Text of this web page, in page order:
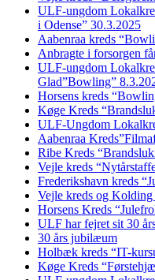
ULF-ungdom
i Odense” 30.3.2025
Aabenraa kreds
Anbragte i forsorgen
ULF-ungdom
Glad”Bowling”
Horsens kreds
Køge Kreds
ULF-Ungdom
Aabenraa
Ribe Kreds
Vejle kreds
Frederikshavn kreds
Vejle kreds og Kolding
Horsens Kreds
ULF har fejret sit 30
30 års jubilæum
Holbæk kreds “IT-
Køge Kreds